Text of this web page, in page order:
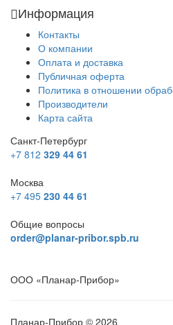
Информация
Контакты
О компании
Оплата и доставка
Публичная оферта
Политика в отношении
Производители
Карта сайта
Санкт-Петербург
+7 812 329 44 61
Москва
+7 495 230 44 61
Общие вопросы
order@planar-pribor.spb.ru
ООО «Планар-Прибор»
Планар-Прибор © 2026